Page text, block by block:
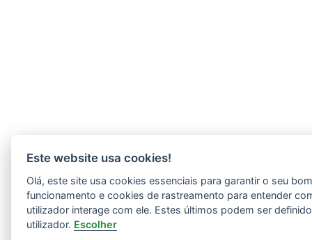
Este website usa cookies!
Olá, este site usa cookies essenciais para garantir o seu
funcionamento e cookies de rastreamento para entender
utilizador interage com ele. Estes últimos podem ser
utilizador. Escolher